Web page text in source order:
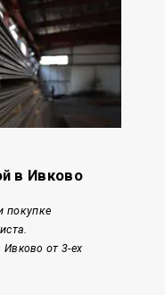
в Ивково
покупке
Ивковоот 3-ех